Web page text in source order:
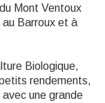
Mont Ventoux
Barroux et à
Biologique,
rendements,
une grande